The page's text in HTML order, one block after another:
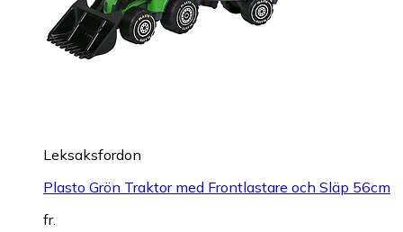
Leksaksfordon
Plasto Grön Traktor med Frontlastare och Släp 56cm
fr.